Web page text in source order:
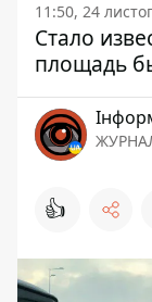
11:50, 24
Стало
площадь
👍